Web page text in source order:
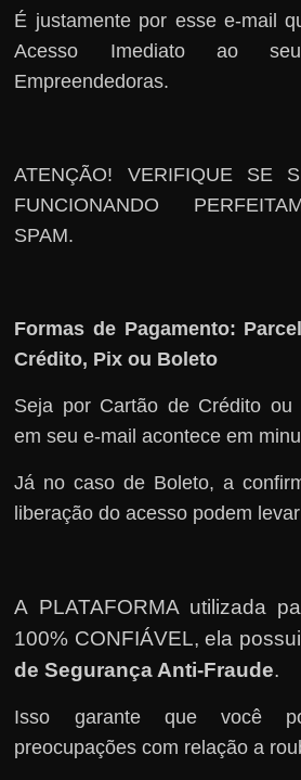
É justamente por esse e-mail
Acesso Imediato ao
Empreendedoras.
ATENÇÃO! VERIFIQUE SE
FUNCIONANDO
SPAM.
Formas de Pagamento:
Crédito, Pix ou Boleto
Seja por Cartão de Crédito ou
em seu e-mail acontece em
Já no caso de Boleto, a
liberação do acesso podem
A PLATAFORMA utilizada
100% CONFIÁVEL, ela possui
de Segurança Anti-Fraude.
Isso garante que você
preocupações com relação a